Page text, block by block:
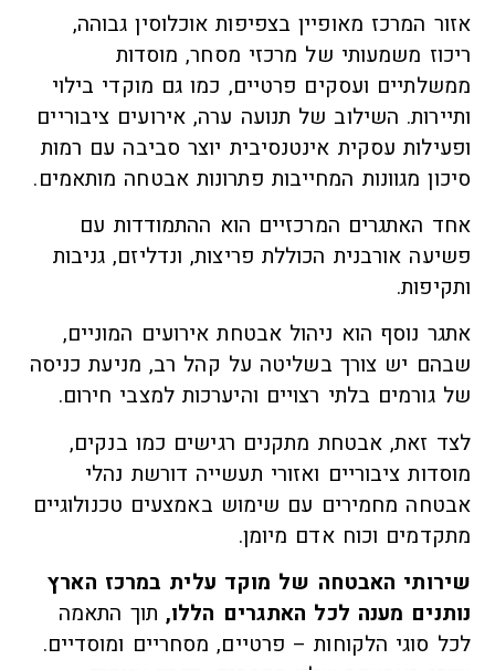
אזור המרכז מאופיין בצפיפות אוכלוסין גבוהה,
ריכוז משמעותי של מרכזי מסחר, מוסדות
ממשלתיים ועסקים פרטיים, כמו גם מוקדי בילוי
ותיירות. השילוב של תנועה ערה, אירועים ציבוריים
ופעילות עסקית אינטנסיבית יוצר סביבה עם רמות
סיכון מגוונות המחייבות פתרונות אבטחה מותאמים.
אחד האתגרים המרכזיים הוא ההתמודדות עם
פשיעה אורבנית הכוללת פריצות, ונדליזם, גניבות
ותקיפות.
אתגר נוסף הוא ניהול אבטחת אירועים המוניים,
שבהם יש צורך בשליטה על קהל רב, מניעת כניסה
של גורמים בלתי רצויים והיערכות למצבי חירום.
לצד זאת, אבטחת מתקנים רגישים כמו בנקים,
מוסדות ציבוריים ואזורי תעשייה דורשת נהלי
אבטחה מחמירים עם שימוש באמצעים טכנולוגיים
מתקדמים וכוח אדם מיומן.
שירותי האבטחה של מוקד עלית במרכז הארץ
נותנים מענה לכל האתגרים הללו,תוך התאמה
לכל סוגי הלקוחות – פרטיים, מסחריים ומוסדיים.